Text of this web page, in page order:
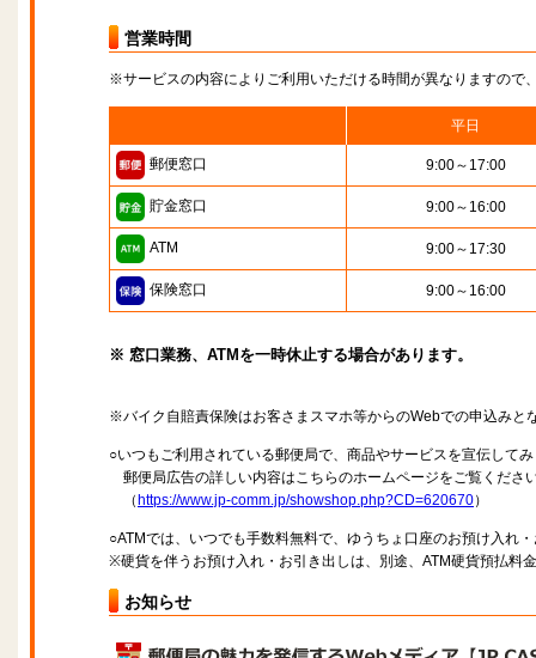
営業時間
※サービスの内容によりご利用いただける時間が異なりますので
平日
郵便窓口 9:00～17:00
貯金窓口 9:00～16:00
ATM 9:00～17:30
保険窓口 9:00～16:00
※ 窓口業務、ATMを一時休止する場合があります。
※バイク自賠責保険はお客さまスマホ等からのWebでの申込みと
○いつもご利用されている郵便局で、商品やサービスを宣伝して
郵便局広告の詳しい内容はこちらのホームページをご覧くださ
（ https://www.jp-comm.jp/showshop.php?CD=620670）
○ATMでは、いつでも手数料無料で、ゆうちょ口座のお預け入れ
※硬貨を伴うお預け入れ・お引き出しは、別途、ATM硬貨預払料
お知らせ